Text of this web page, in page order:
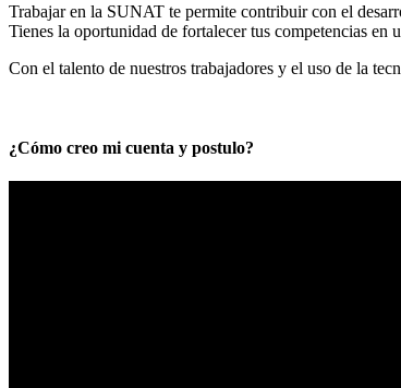
Trabajar en la SUNAT te permite contribuir con el
Tienes la oportunidad de fortalecer tus competencias en
Con el talento de nuestros trabajadores y el uso de la
¿Cómo creo mi cuenta y postulo?